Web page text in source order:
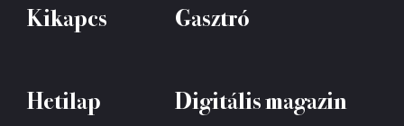
Kikapcs Gasztró
Hetilap Digitális magazin